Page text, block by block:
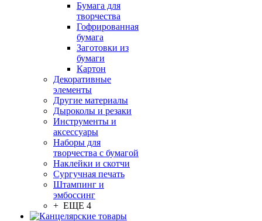
Бумага для
творчества
Гофрированная
бумага
Заготовки из
бумаги
Картон
Декоративные
элементы
Другие материалы
Дыроколы и резаки
Инструменты и
аксессуары
Наборы для
творчества с бумагой
Наклейки и скотчи
Сургучная печать
Штампинг и
эмбоссинг
+ ЕЩЕ 4